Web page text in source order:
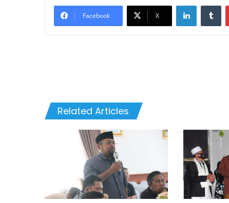
Facebook X
LinkedIn
Related Articles